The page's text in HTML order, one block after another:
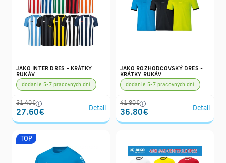
JAKO INTER DRES - KRÁTKY
RUKÁV
dodanie 5-7 pracovných dní
31.40€
27.60€
Detail
JAKO ROZHODCOVSKÝ DRES -
KRÁTKY RUKÁV
dodanie 5-7 pracovných dní
41.80€
36.80€
Detail
TOP